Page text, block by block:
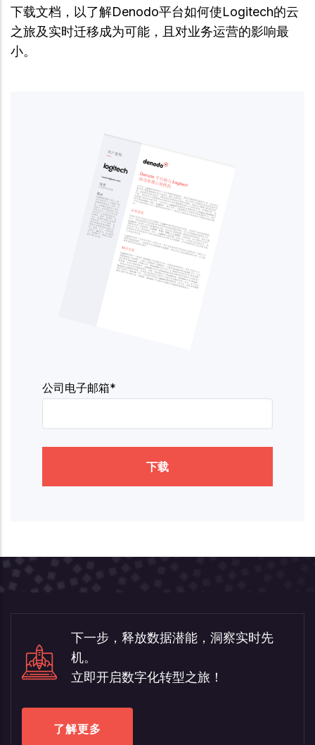
下载文档，以了解Denodo平台如何使Logitech的云
之旅及实时迁移成为可能，且对业务运营的影响最
小。
公司电子邮箱*
下载
下一步，释放数据潜能，洞察实时先
机。
立即开启数字化转型之旅！
了解更多